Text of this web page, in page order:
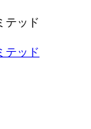
テッド
テッド